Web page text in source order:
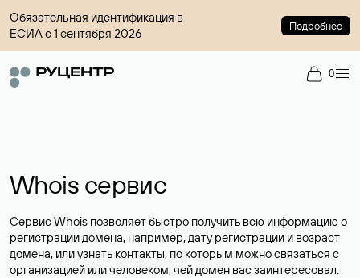
Обязательная идентификация в
ЕСИА с 1 сентября 2026
Подробнее
0
Whois сервис
Сервис Whois позволяет быстро получить всю информацию о
регистрации домена, например, дату регистрации и возраст
домена, или узнать контакты, по которым можно связаться с
организацией или человеком, чей домен вас заинтересовал.